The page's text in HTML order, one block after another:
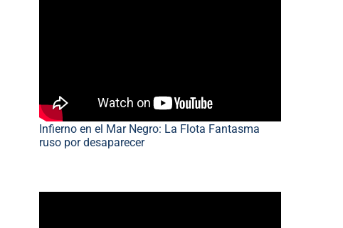
Infierno en el Mar Negro: La Flota Fantasma
ruso por desaparecer